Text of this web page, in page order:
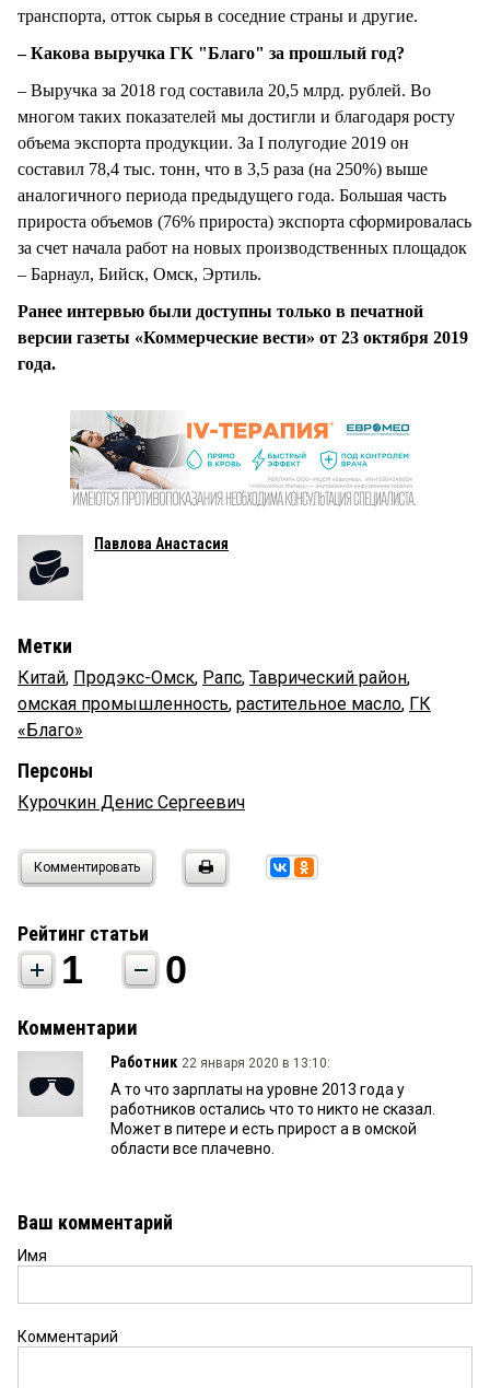
транспорта, отток сырья в соседние страны и другие.
– Какова выручка ГК "Благо" за прошлый год?
– Выручка за 2018 год составила 20,5 млрд. рублей. Во
многом таких показателей мы достигли и благодаря росту
объема экспорта продукции. За I полугодие 2019 он
составил 78,4 тыс. тонн, что в 3,5 раза (на 250%) выше
аналогичного периода предыдущего года. Большая часть
прироста объемов (76% прироста) экспорта сформировалась
за счет начала работ на новых производственных площадок
– Барнаул, Бийск, Омск, Эртиль.
Ранее интервью были доступны только в печатной
версии газеты «Коммерческие вести» от 23 октября 2019
года.
Павлова Анастасия
Метки
Китай, Продэкс-Омск, Рапс, Таврический район,
омская промышленность, растительное масло, ГК
«Благо»
Персоны
Курочкин Денис Сергеевич
Комментировать
Рейтинг статьи
1 0
Комментарии
Работник 22 января 2020 в 13:10:
А то что зарплаты на уровне 2013 года у
работников остались что то никто не сказал.
Может в питере и есть прирост а в омской
области все плачевно.
Ваш комментарий
Имя
Комментарий